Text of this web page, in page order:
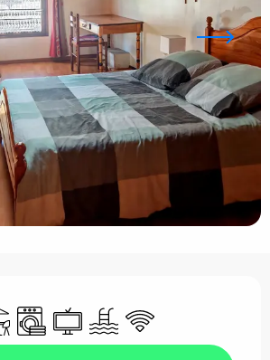
LavadoraTelevisiónPiscinaWifi